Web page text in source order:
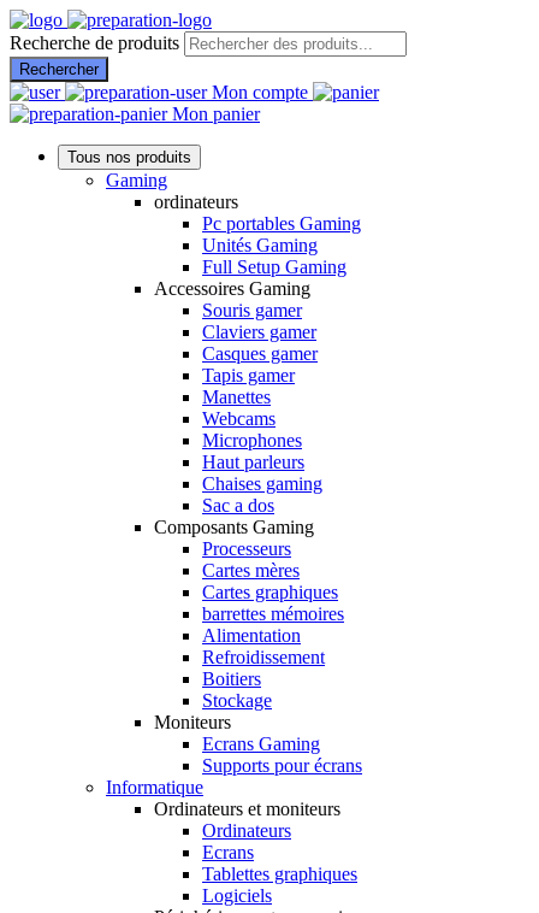
Recherche de produits
Rechercher
Mon compte
Mon panier
Tous nos produits
Gaming
ordinateurs
Pc portables Gaming
Unités Gaming
Full Setup Gaming
Accessoires Gaming
Souris gamer
Claviers gamer
Casques gamer
Tapis gamer
Manettes
Webcams
Microphones
Haut parleurs
Chaises gaming
Sac a dos
Composants Gaming
Processeurs
Cartes mères
Cartes graphiques
barrettes mémoires
Alimentation
Refroidissement
Boitiers
Stockage
Moniteurs
Ecrans Gaming
Supports pour écrans
Informatique
Ordinateurs et moniteurs
Ordinateurs
Ecrans
Tablettes graphiques
Logiciels